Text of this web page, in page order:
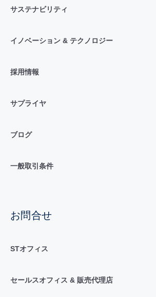
サステナビリティ
イノベーション & テクノロジー
採用情報
サプライヤ
ブログ
一般取引条件
お問合せ
STオフィス
セールスオフィス & 販売代理店